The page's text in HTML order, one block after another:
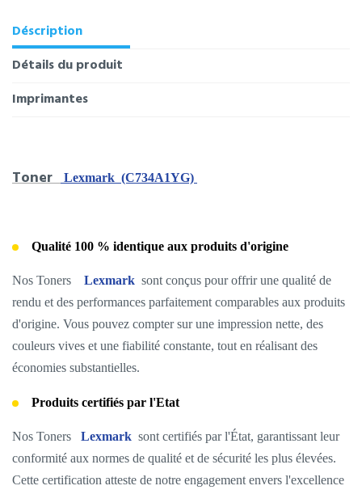
Déscription
Détails du produit
Imprimantes
Toner Lexmark (C734A1YG)
Qualité 100 % identique aux produits d'origine
Nos Toners Lexmark sont conçus pour offrir une qualité de
rendu et des performances parfaitement comparables aux produits
d'origine. Vous pouvez compter sur une impression nette, des
couleurs vives et une fiabilité constante, tout en réalisant des
économies substantielles.
Produits certifiés par l'Etat
Nos Toners Lexmark sont certifiés par l'État, garantissant leur
conformité aux normes de qualité et de sécurité les plus élevées.
Cette certification atteste de notre engagement envers l'excellence